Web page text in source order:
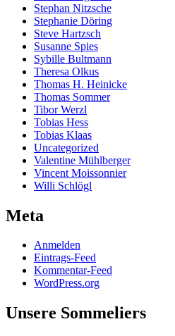
Stephan Nitzsche
Stephanie Döring
Steve Hartzsch
Susanne Spies
Sybille Bultmann
Theresa Olkus
Thomas H. Heinicke
Thomas Sommer
Tibor Werzl
Tobias Hess
Tobias Klaas
Uncategorized
Valentine Mühlberger
Vincent Moissonnier
Willi Schlögl
Meta
Anmelden
Eintrags-Feed
Kommentar-Feed
WordPress.org
Unsere Sommeliers